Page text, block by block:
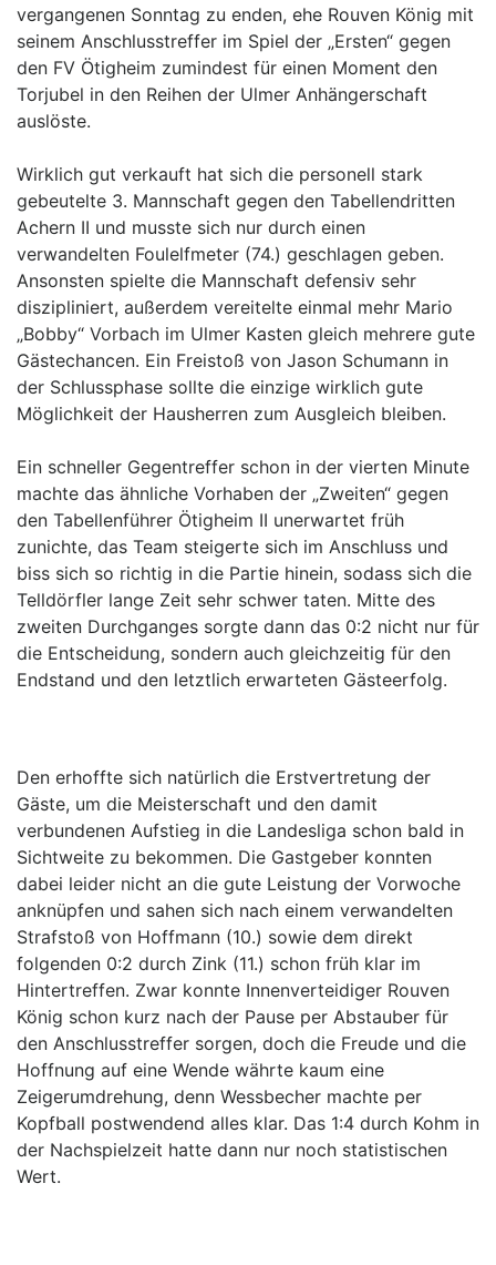
vergangenen Sonntag zu enden, ehe Rouven König mit
seinem Anschlusstreffer im Spiel der „Ersten“ gegen
den FV Ötigheim zumindest für einen Moment den
Torjubel in den Reihen der Ulmer Anhängerschaft
auslöste.
Wirklich gut verkauft hat sich die personell stark
gebeutelte 3. Mannschaft gegen den Tabellendritten
Achern II und musste sich nur durch einen
verwandelten Foulelfmeter (74.) geschlagen geben.
Ansonsten spielte die Mannschaft defensiv sehr
diszipliniert, außerdem vereitelte einmal mehr Mario
„Bobby“ Vorbach im Ulmer Kasten gleich mehrere gute
Gästechancen. Ein Freistoß von Jason Schumann in
der Schlussphase sollte die einzige wirklich gute
Möglichkeit der Hausherren zum Ausgleich bleiben.
Ein schneller Gegentreffer schon in der vierten Minute
machte das ähnliche Vorhaben der „Zweiten“ gegen
den Tabellenführer Ötigheim II unerwartet früh
zunichte, das Team steigerte sich im Anschluss und
biss sich so richtig in die Partie hinein, sodass sich die
Telldörfler lange Zeit sehr schwer taten. Mitte des
zweiten Durchganges sorgte dann das 0:2 nicht nur für
die Entscheidung, sondern auch gleichzeitig für den
Endstand und den letztlich erwarteten Gästeerfolg.
Den erhoffte sich natürlich die Erstvertretung der
Gäste, um die Meisterschaft und den damit
verbundenen Aufstieg in die Landesliga schon bald in
Sichtweite zu bekommen. Die Gastgeber konnten
dabei leider nicht an die gute Leistung der Vorwoche
anknüpfen und sahen sich nach einem verwandelten
Strafstoß von Hoffmann (10.) sowie dem direkt
folgenden 0:2 durch Zink (11.) schon früh klar im
Hintertreffen. Zwar konnte Innenverteidiger Rouven
König schon kurz nach der Pause per Abstauber für
den Anschlusstreffer sorgen, doch die Freude und die
Hoffnung auf eine Wende währte kaum eine
Zeigerumdrehung, denn Wessbecher machte per
Kopfball postwendend alles klar. Das 1:4 durch Kohm in
der Nachspielzeit hatte dann nur noch statistischen
Wert.